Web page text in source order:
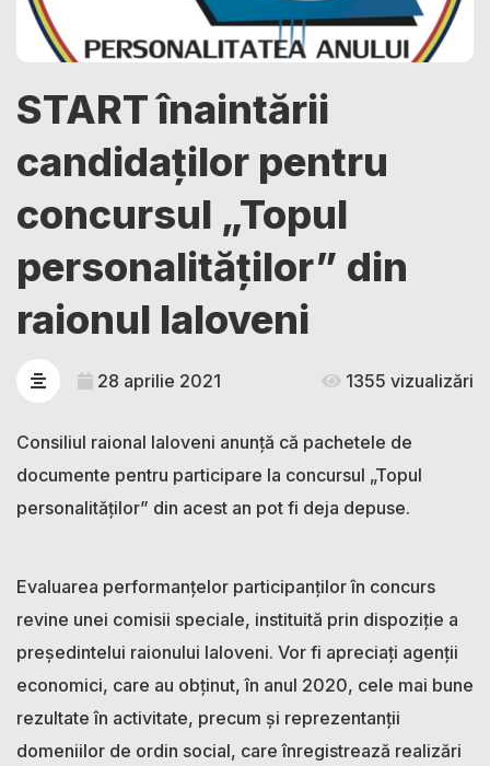
START înaintării
candidaților pentru
concursul „Topul
personalităților” din
raionul Ialoveni
28 aprilie 2021 1355 vizualizări
Consiliul raional Ialoveni anunță că pachetele de
documente pentru participare la concursul „Topul
personalităților” din acest an pot fi deja depuse.
Evaluarea performanțelor participanților în concurs
revine unei comisii speciale, instituită prin dispoziție a
președintelui raionului Ialoveni. Vor fi apreciați agenţii
economici, care au obţinut, în anul 2020, cele mai bune
rezultate în activitate, precum și reprezentanții
domeniilor de ordin social, care înregistrează realizări